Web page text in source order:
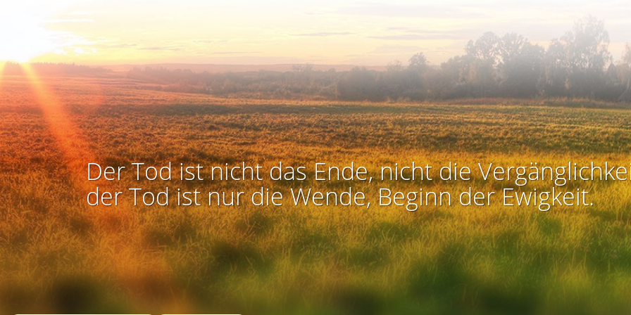
Der Tod ist nicht das Ende, nicht die
der Tod ist nur die Wende, Beginn der Ewigkeit.